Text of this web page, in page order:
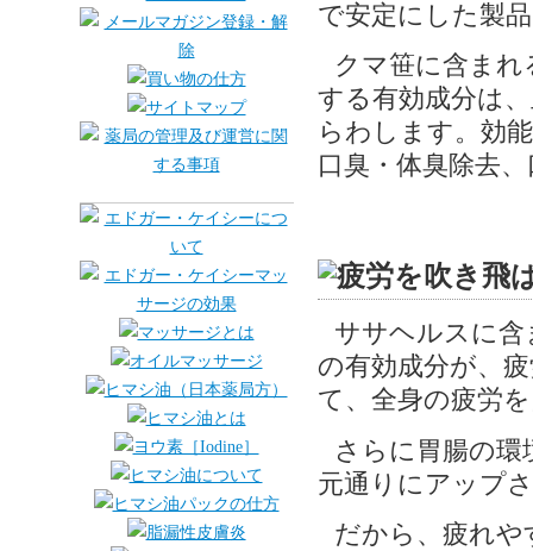
で安定にした製
クマ笹に含ま
する有効成分は
らわします。効
口臭・体臭除去
ササヘルスに含
の有効成分が、
て、全身の疲労
さらに胃腸の
元通りにアップ
だから、疲れや